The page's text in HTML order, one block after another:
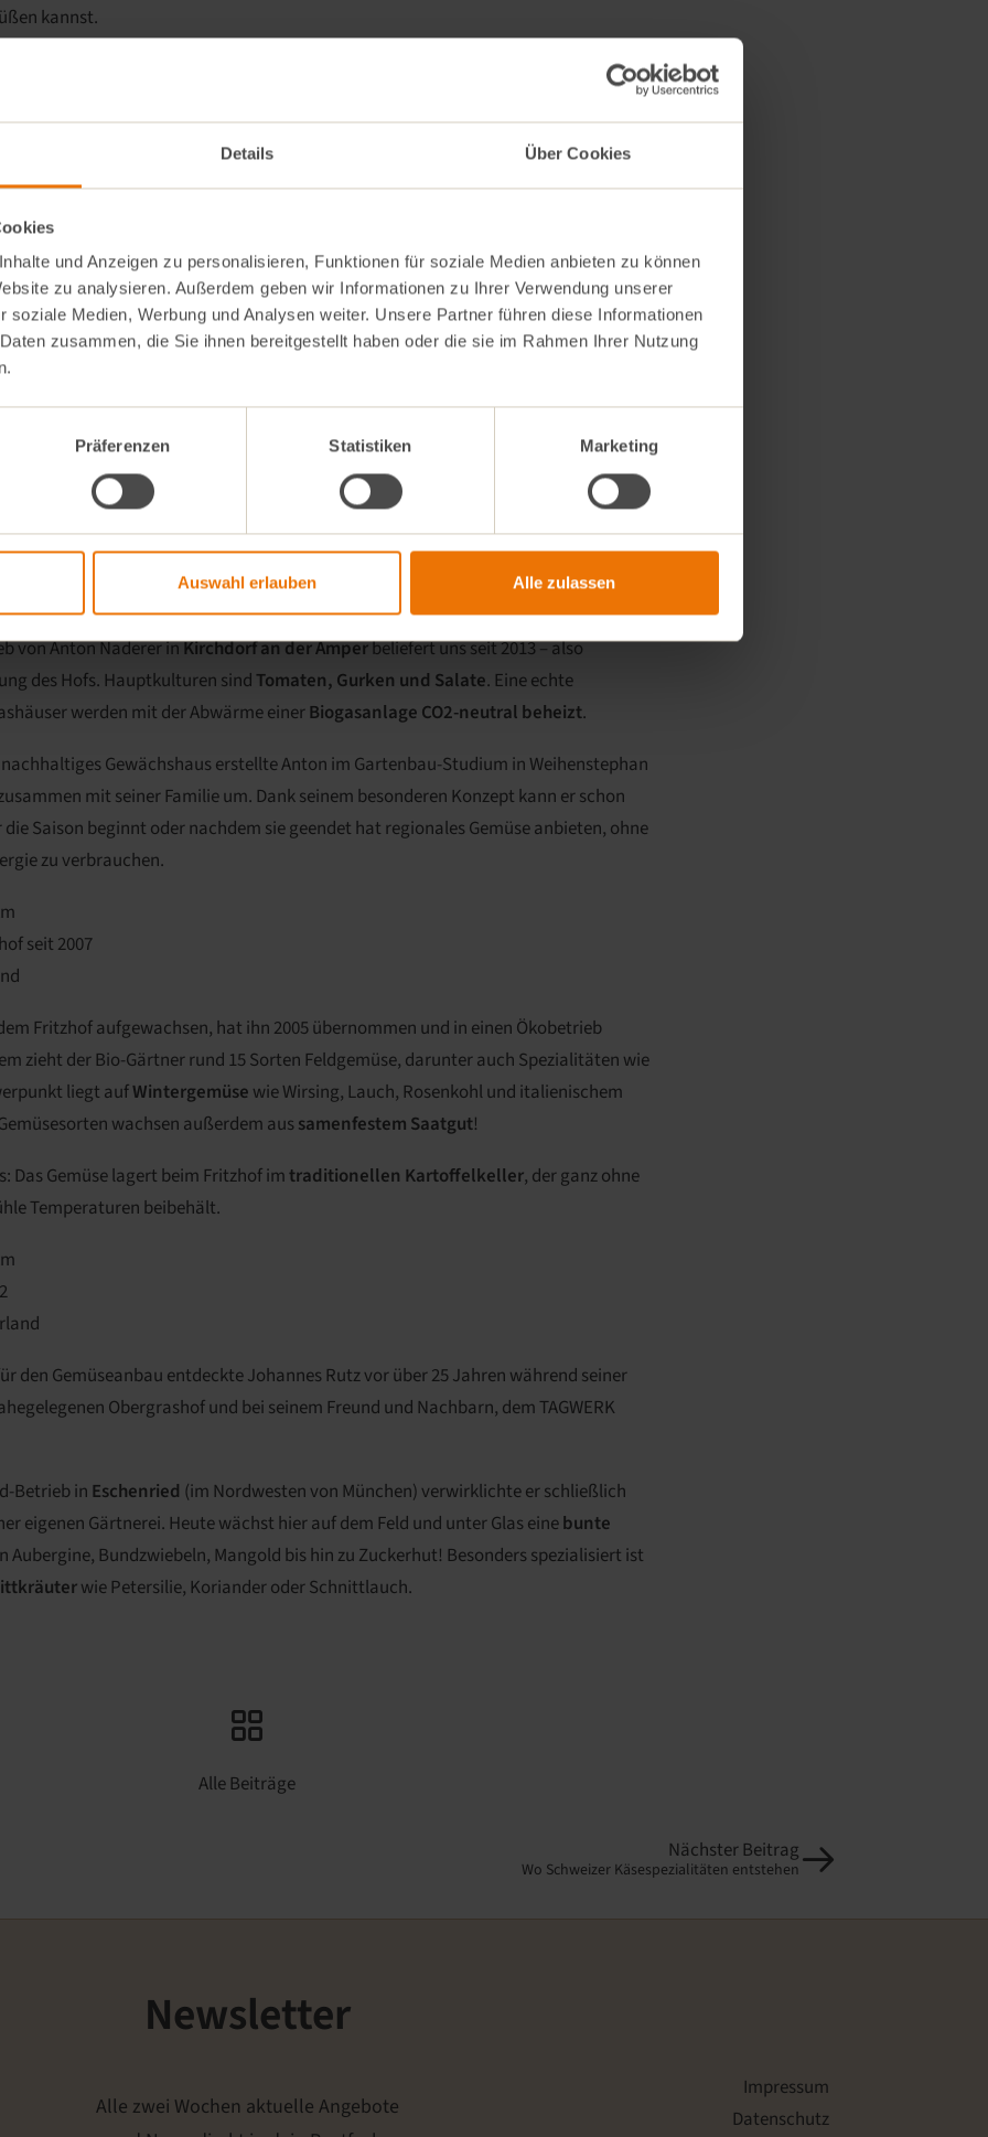
Details Über Cookies
und Anzeigen zu personalisieren, Funktionen für soziale Medien anbieten zu können
zu analysieren. Außerdem geben wir Informationen zu Ihrer Verwendung unserer
soziale Medien, Werbung und Analysen weiter. Unsere Partner führen diese Informationen
zusammen, die Sie ihnen bereitgestellt haben oder die sie im Rahmen Ihrer Nutzung
Präferenzen Statistiken Marketing
Auswahl erlauben Alle zulassen
kannst.
Kopfsalat vom Obergrashof in unter 24 Stunden vom Feld in unsere Märkte
Kundentouren hatten wir schon die Gelegenheit, den Biolandhof Fuchs in
zu besuchen. Die Region am Rande desDonaumoosesist aufgrund ihrer leichten,
für den Spargelanbau.
von Alexander und Eva Fuchs herrscht auch außerhalb der Spargelsaison
weitläufigen Äckern gedeihen Ackerbohnen, Süßkartoffeln und Futter für die Kühe
Milchviehvertriebs und
über 25 Gemüsearten– darunter auch Schwarzwurzeln
von Anton Naderer inKirchdorf an der Amperbeliefert uns seit 2013 – also
des Hofs. Hauptkulturen sindTomaten, Gurken und Salate. Eine echte
werden mit der Abwärme einerBiogasanlage CO2-neutral beheizt.
Gewächshaus erstellte Anton im Gartenbau-Studium in Weihenstephan
mit seiner Familie um. Dank seinem besonderen Konzept kann er schon
die Saison beginnt oder nachdem sie geendet hat regionales Gemüse anbieten, ohne
zu verbrauchen.
seit 2007
Fritzhof aufgewachsen, hat ihn 2005 übernommen und in einen Ökobetrieb
zieht der Bio-Gärtner rund 15 Sorten Feldgemüse, darunter auch Spezialitäten wie
liegt aufWintergemüse wie Wirsing, Lauch, Rosenkohl und italienischem
wachsen außerdem aussamenfestem Saatgut!
Das Gemüse lagert beim Fritzhof imtraditionellen Kartoffelkeller, der ganz ohne
Temperaturen beibehält.
den Gemüseanbau entdeckte Johannes Rutz vor über 25 Jahren während seiner
Obergrashof und bei seinem Freund und Nachbarn, dem TAGWERK
Betrieb in Eschenried (im Nordwesten von München) verwirklichte er schließlich
eigenen Gärtnerei. Heute wächst hier auf dem Feld und unter Glas einebunte
Aubergine, Bundzwiebeln, Mangold bis hin zu Zuckerhut! Besonders spezialisiert ist
wie Petersilie, Koriander oder Schnittlauch.
Alle Beiträge
Nächster Beitrag
Wo Schweizer Käsespezialitäten entstehen
Newsletter
Alle zwei Wochen aktuelle Angebote
Impressum
Datenschutz